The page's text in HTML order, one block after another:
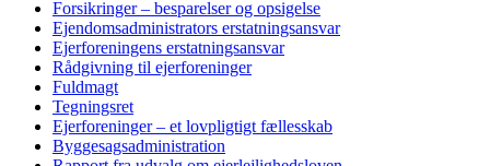
Forsikringer – besparelser og opsigelse
Ejendomsadministrators erstatningsansvar
Ejerforeningens erstatningsansvar
Rådgivning til ejerforeninger
Fuldmagt
Tegningsret
Ejerforeninger – et lovpligtigt fællesskab
Byggesagsadministration